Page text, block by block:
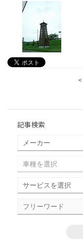
<
記事検索